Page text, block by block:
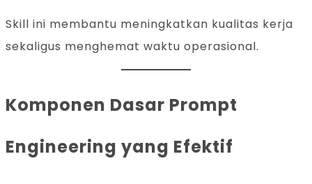
Skill ini membantu meningkatkan kualitas kerja
sekaligus menghemat waktu operasional.
Komponen Dasar Prompt
Engineering yang Efektif